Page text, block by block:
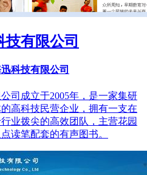
有限公司
科技有限公司
司成立于2005年，是一家集研
高科技民营企业，拥有一支在
业拨尖的高效团队，主营花园
读笔配套的有声图书。